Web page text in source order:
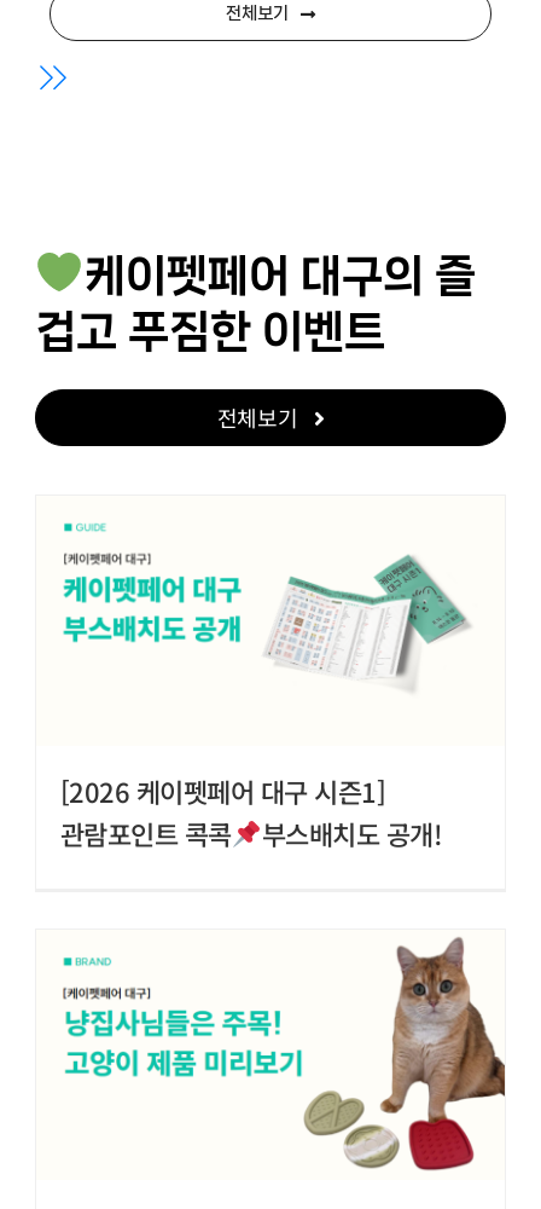
전체보기
케이펫페어 대구의 즐
겁고 푸짐한 이벤트
전체보기
[2026 케이펫페어 대구 시즌1]
관람포인트 콕콕
부스배치도 공개!